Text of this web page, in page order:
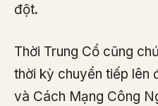
đột.
Thời Trung Cổ cũng
thời kỳ chuyển tiếp lên
và Cách Mạng Công